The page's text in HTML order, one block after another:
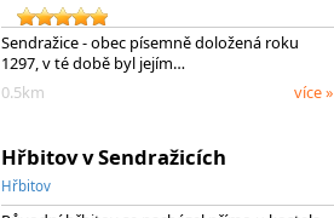
Sendražice - obec písemně doložená roku
1297, v té době byl jejím…
0.5km
více »
Hřbitov v Sendražicích
Hřbitov